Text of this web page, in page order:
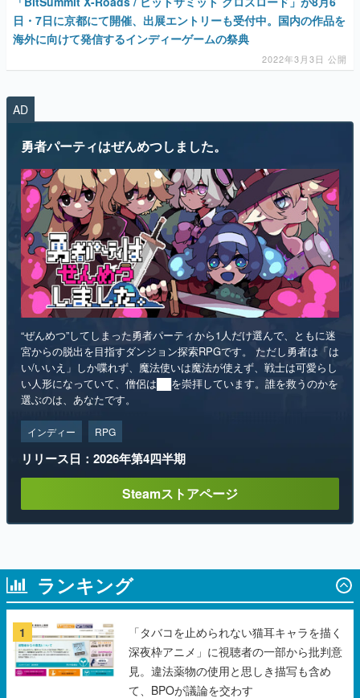
AD
“ぜんめつ”してしまった勇者パーティから1人だけ選んで、ともに迷
宮からの脱出を目指すダンジョン探索RPGです。 ただし勇者は「は
い/いいえ」しか喋れず、魔法使いは魔法が使えず、戦士は可愛らし
選ぶのは、あなたです。
インディー RPG
リリース日：2026年第4四半期
ランキング
1
「タバコを止められない猫耳キャラを描く
深夜枠アニメ」に視聴者の一部から批判意
見。違法薬物の使用と思しき描写も含め
て、BPOが議論を交わす
2
【無料】ダンジョン探索で手に入れたもの
を自分の店で売るゲーム『Moonlighter』が